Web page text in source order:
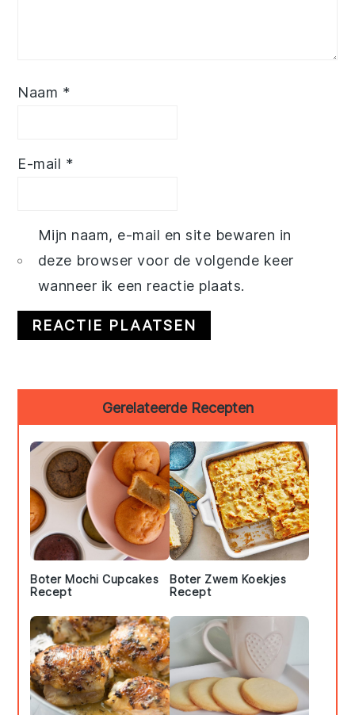
Naam *
E-mail *
Mijn naam, e-mail en site bewaren in
deze browser voor de volgende keer
wanneer ik een reactie plaats.
Sidebar
Gerelateerde Recepten
Boter Mochi Cupcakes
Recept
Boter Zwem Koekjes
Recept